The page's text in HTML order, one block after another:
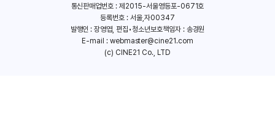
통신판매업번호 : 제2015-서울영등포-0671호
등록번호 : 서울,자00347
발행인 : 장영엽, 편집•청소년보호책임자 : 송경원
E-mail : webmaster@cine21.com
(c) CINE21 Co., LTD